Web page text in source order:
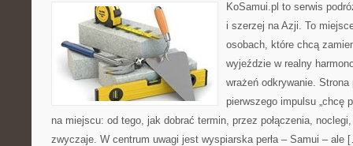
KoSamui.pl to serwis
i szerzej na Azji. To
osobach, które chcą
wyjeździe w realny
wrażeń odkrywanie.
pierwszego impulsu „chcę
na miejscu: od tego, jak dobrać termin, przez połączenia,
zwyczaje. W centrum uwagi jest wyspiarska perła – Samui – ale